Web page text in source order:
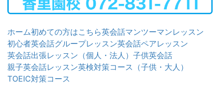
ホーム初めての方はこちら英会話マンツーマンレッスン
初心者英会話グループレッスン英会話ペアレッスン
英会話出張レッスン（個人・法人） 子供英会話
親子英会話レッスン英検対策コース（子供・大人）
TOEIC対策コース